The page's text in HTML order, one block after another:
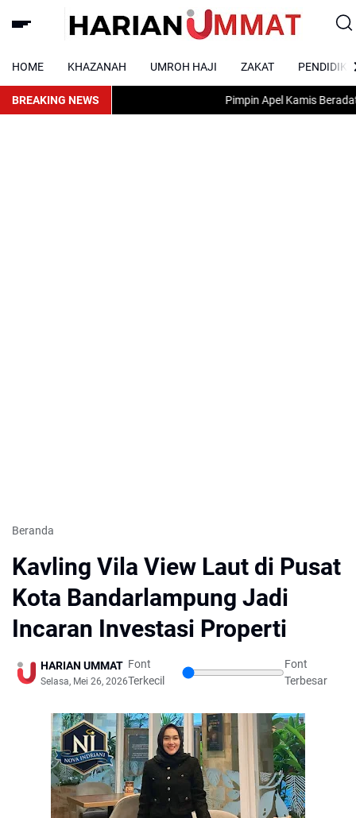
HOME KHAZANAH UMROH HAJI ZAKAT
BREAKING NEWS Pimpin Apel Kamis Beradat,
Beranda
Kavling Vila View Laut di Pusat
Kota Bandarlampung Jadi
Incaran Investasi Properti
HARIAN UMMAT
Selasa, Mei 26, 2026
Font
Terkecil
Font
Terbesar